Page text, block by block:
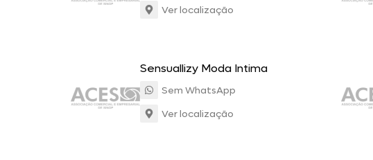
Ver localização
Sensuallizy Moda Intima
Sem WhatsApp
Ver localização